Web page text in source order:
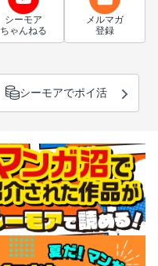
シーモア
ちゃんねる
メルマガ
登録
シーモアでポイ活